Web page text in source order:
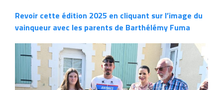
Revoir cette édition 2025 en cliquant sur l’image du
vainqueur avec les parents de Barthélémy Fuma